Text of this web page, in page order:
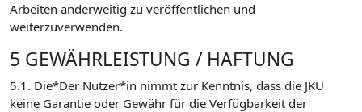
Arbeiten anderweitig zu veröffentlichen und
weiterzuverwenden.
5 GEWÄHRLEISTUNG / HAFTUNG
5.1. Die*Der Nutzer*in nimmt zur Kenntnis, dass die JKU
keine Garantie oder Gewähr für die Verfügbarkeit der